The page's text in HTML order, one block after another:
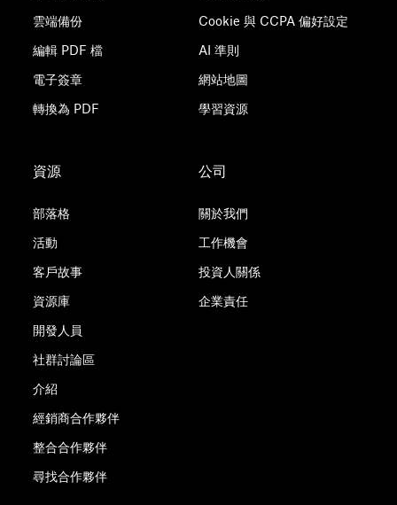
雲端備份
編輯 PDF 檔
電子簽章
轉換為 PDF
Cookie 與 CCPA 偏好設定
AI 準則
網站地圖
學習資源
資源
部落格
活動
客戶故事
資源庫
開發人員
社群討論區
介紹
經銷商合作夥伴
整合合作夥伴
尋找合作夥伴
公司
關於我們
工作機會
投資人關係
企業責任